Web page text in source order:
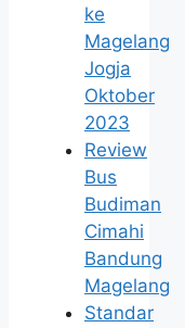
ke
Magelang
Jogja
Oktober
2023
Review
Bus
Budiman
Cimahi
Bandung
Magelang
Standar